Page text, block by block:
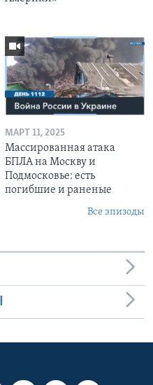
МАРТ 11, 2025
Массированная атака
БПЛА на Москву и
Подмосковье: есть
погибшие и раненые
Все эпизоды